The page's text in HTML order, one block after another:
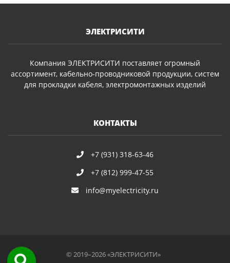
ЭЛЕКТРИСИТИ
Компания ЭЛЕКТРИСИТИ поставляет огромный
ассортимент, кабельно-проводниковой продукции, систем
для прокладки кабеля, электромонтажных изделий
КОНТАКТЫ
+7 (931) 318-63-46
+7 (812) 999-47-55
info@myelectricity.ru
© 2019–2026 «ЭЛЕКТРИСИТИ»